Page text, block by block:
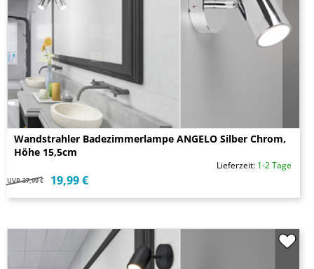
Wandstrahler Badezimmerlampe ANGELO Silber Chrom,
Höhe 15,5cm
Lieferzeit: 1-2 Tage
UVP 37,99 € 19,99 €